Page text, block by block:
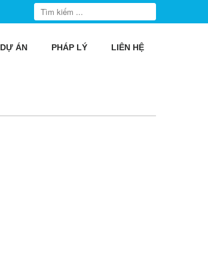
DỰ ÁN PHÁP LÝ LIÊN HỆ